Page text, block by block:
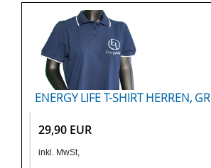
ENERGY LIFE T-SHIRT HERREN,
29,90 EUR
inkl. MwSt,